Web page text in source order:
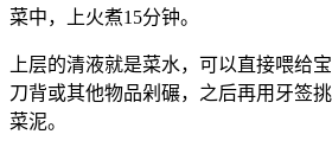
菜中，上火煮15分钟。
上层的清液就是菜水，可以直接喂给
刀背或其他物品剁碾，之后再用牙签
菜泥。